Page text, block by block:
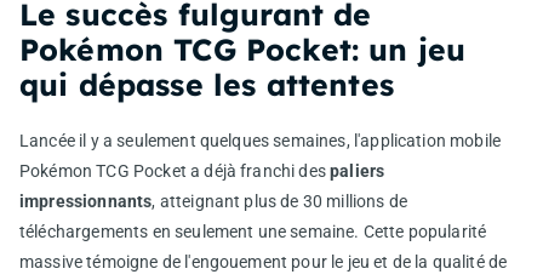
Le succès fulgurant de
Pokémon TCG Pocket: un jeu
qui dépasse les attentes
Lancée il y a seulement quelques semaines, l'application mobile
Pokémon TCG Pocket a déjà franchi despaliers
impressionnants, atteignant plus de 30 millions de
téléchargements en seulement une semaine. Cette popularité
massive témoigne de l'engouement pour le jeu et de la qualité de